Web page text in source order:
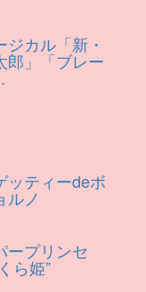
ジカル「新・
郎」「ブレー
ッティーdeボ
ルノ
ープリンセ
ら姫”